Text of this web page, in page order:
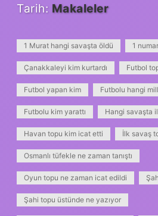
Tarih: Makaleler
1 Murat hangi savaşta öldü 1
Çanakkaleyi kim kurtardı Futbol
Futbol yapan kim Futbolu hangi
Futbolu kim yarattı Hangi savaşta
Havan topu kim icat etti İlk savaş
Osmanlı tüfekle ne zaman tanıştı
Oyun topu ne zaman icat edildi
Şahi topu üstünde ne yazıyor